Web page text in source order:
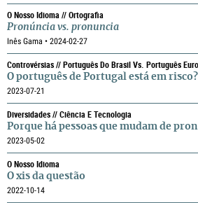
O Nosso Idioma // Ortografia
Pronúncia vs. pronuncia
Inês Gama • 2024-02-27
Controvérsias // Português Do Brasil Vs. Português
O português de Portugal está em risco?
2023-07-21
Diversidades // Ciência E Tecnologia
Porque há pessoas que mudam de
2023-05-02
O Nosso Idioma
O xis da questão
2022-10-14